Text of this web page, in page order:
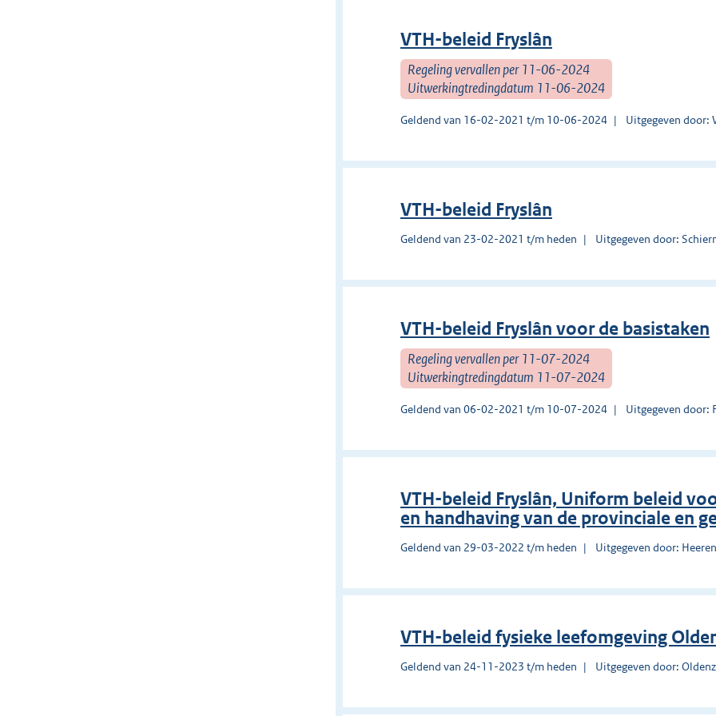
VTH-beleid Fryslân
Regeling vervallen per 11-06-2024
Uitwerkingtredingdatum 11-06-2024
Geldend van 16-02-2021 t/m 10-06-2024 Uitgegeven door:
VTH-beleid Fryslân
Geldend van 23-02-2021 t/m heden Uitgegeven door:
VTH-beleid Fryslân voor de basistaken
Regeling vervallen per 11-07-2024
Uitwerkingtredingdatum 11-07-2024
Geldend van 06-02-2021 t/m 10-07-2024 Uitgegeven door:
VTH-beleid Fryslân, Uniform beleid
en handhaving van de provinciale en
Geldend van 29-03-2022 t/m heden Uitgegeven door:
VTH-beleid fysieke leefomgeving
Geldend van 24-11-2023 t/m heden Uitgegeven door: